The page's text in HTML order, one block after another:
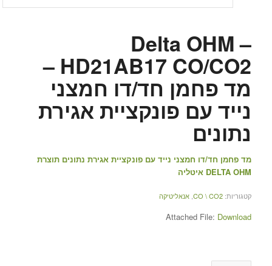
Delta OHM –
HD21AB17 CO/CO2 –
מד פחמן חד/דו חמצני
נייד עם פונקציית אגירת
נתונים
מד פחמן חד/דו חמצני נייד עם פונקציית אגירת נתונים תוצרת
DELTA OHM איטליה
קטגוריות: CO \ CO2
, אנאליטיקה
Attached File: Download